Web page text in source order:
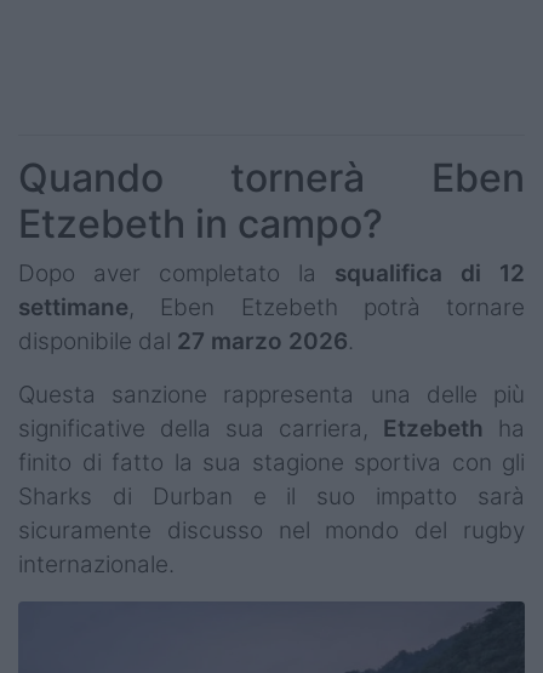
Quando tornerà Eben
Etzebeth in campo?
Dopo aver completato la squalifica di 12
settimane, Eben Etzebeth potrà tornare
disponibile dal 27 marzo 2026.
Questa sanzione rappresenta una delle più
significative della sua carriera, Etzebeth ha
finito di fatto la sua stagione sportiva con gli
Sharks di Durban e il suo impatto sarà
sicuramente discusso nel mondo del rugby
internazionale.